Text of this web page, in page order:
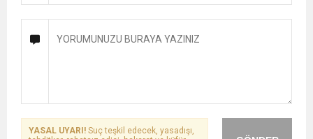
YASAL UYARI! Suç teşkil edecek, yasadışı,